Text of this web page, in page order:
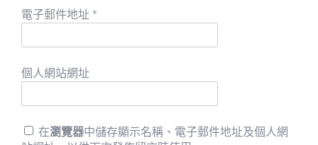
電子郵件地址 *
個人網站網址
在瀏覽器中儲存顯示名稱、電子郵件地址及個人網